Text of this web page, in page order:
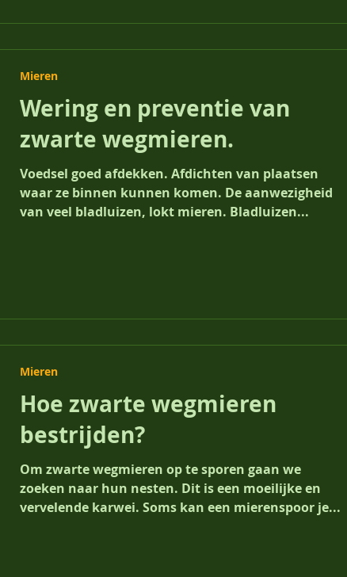
Wering en preventie van
zwarte wegmieren.
Voedsel goed afdekken. Afdichten van plaatsen
waar ze binnen kunnen komen. De aanwezigheid
van veel bladluizen, lokt mieren. Bladluizen...
Mieren
Hoe zwarte wegmieren
bestrijden?
Om zwarte wegmieren op te sporen gaan we
zoeken naar hun nesten. Dit is een moeilijke en
vervelende karwei. Soms kan een mierenspoor je...
Mieren